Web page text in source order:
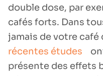
double dose, par
cafés forts. Dans
jamais de votre café
récentes études
présente des effets